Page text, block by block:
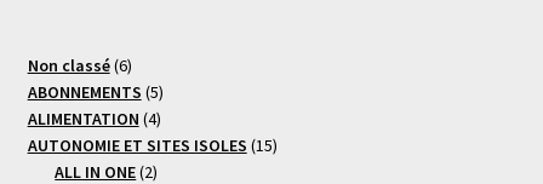
Non classé 66
produits
ABONNEMENTS 55
produits
ALIMENTATION 44
produits
AUTONOMIE ET SITES ISOLES 1515
ALL IN ONE 22